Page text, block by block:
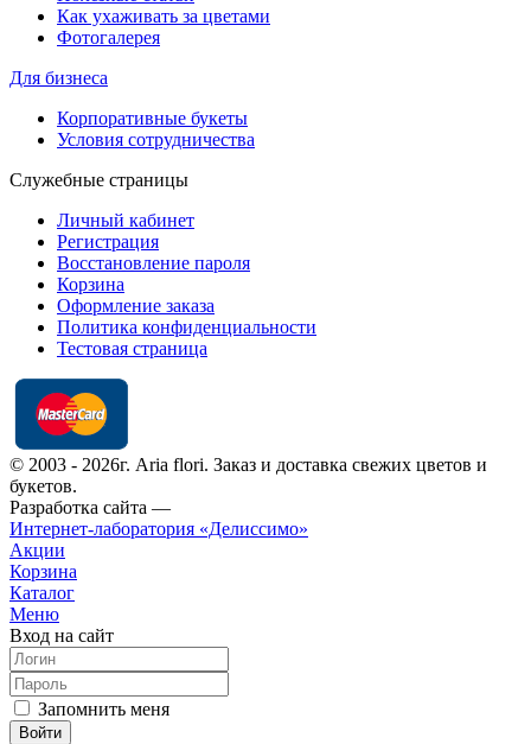
Как ухаживать за цветами
Фотогалерея
Для бизнеса
Корпоративные букеты
Условия сотрудничества
Служебные страницы
Личный кабинет
Регистрация
Восстановление пароля
Корзина
Оформление заказа
Политика конфиденциальности
Тестовая страница
© 2003 - 2026г. Aria flori. Заказ и доставка свежих цветов и
букетов.
Разработка сайта —
Интернет-лаборатория «Делиссимо»
Акции
Корзина
Каталог
Меню
Вход на сайт
Запомнить меня